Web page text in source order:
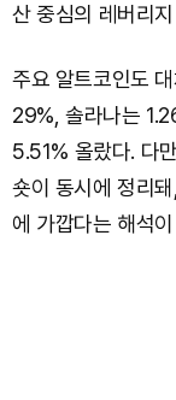
산 중심의 레버리
주요 알트코인도
29%, 솔라나는
5.51% 올랐다. 다
숏이 동시에 정리
에 가깝다는 해석